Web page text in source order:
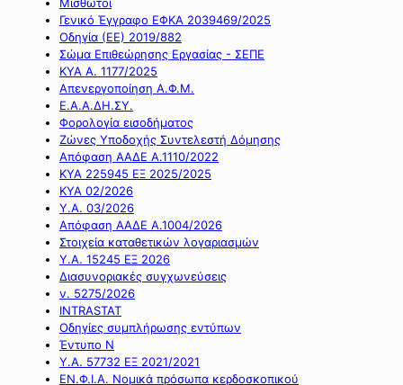
Γενικό Έγγραφο ΕΦΚΑ 2039469/2025
Οδηγία (ΕΕ) 2019/882
Σώμα Επιθεώρησης Εργασίας - ΣΕΠΕ
ΚΥΑ Α. 1177/2025
Απενεργοποίηση Α.Φ.Μ.
Ε.Α.Α.ΔΗ.ΣΥ.
Φορολογία εισοδήματος
Ζώνες Υποδοχής Συντελεστή Δόμησης
Απόφαση ΑΑΔΕ Α.1110/2022
ΚΥΑ 225945 ΕΞ 2025/2025
ΚΥΑ 02/2026
Υ.Α. 03/2026
Απόφαση ΑΑΔΕ Α.1004/2026
Στοιχεία καταθετικών λογαριασμών
Υ.Α. 15245 ΕΞ 2026
Διασυνοριακές συγχωνεύσεις
ν. 5275/2026
INTRASTAT
Οδηγίες συμπλήρωσης εντύπων
Έντυπο Ν
Υ.Α. 57732 ΕΞ 2021/2021
ΕΝ.Φ.Ι.Α. Νομικά πρόσωπα κερδοσκοπικού